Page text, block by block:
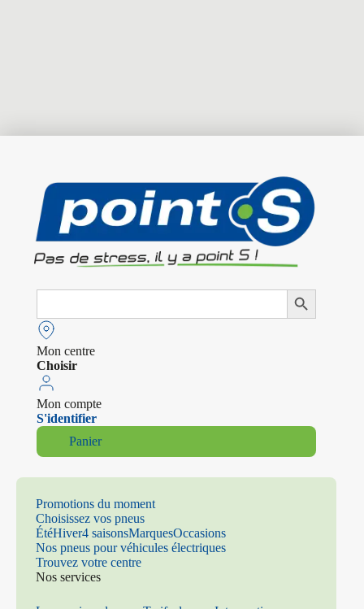
Search
Search Button
Mon centre
Choisir
Mon compte
S'identifier
Panier
Promotions du moment
Choisissez vos pneus
ÉtéHiver4 saisonsMarquesOccasions
Nos pneus pour véhicules électriques
Trouvez votre centre
Nos services